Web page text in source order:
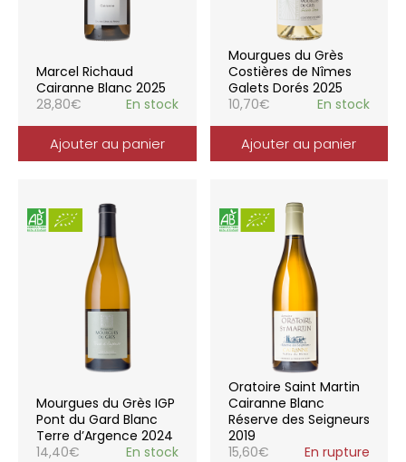
Marcel Richaud
Cairanne Blanc 2025
28,80€ En stock
Ajouter au panier
Mourgues du Grès
Costières de Nîmes
Galets Dorés 2025
10,70€ En stock
Ajouter au panier
Mourgues du Grès IGP
Pont du Gard Blanc
Terre d’Argence 2024
14,40€ En stock
Oratoire Saint Martin
Cairanne Blanc
Réserve des Seigneurs
2019
15,60€ En rupture